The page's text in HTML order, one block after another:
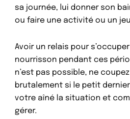
sa journée, lui donner son
ou faire une activité ou un
Avoir un relais pour
nourrisson pendant ces
n’est pas possible, ne
brutalement si le petit
votre aîné la situation et
gérer.